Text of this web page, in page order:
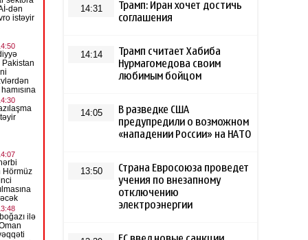
14:31
Трамп: Иран хочет достичь
соглашения
14:14
Трамп считает Хабиба
Нурмагомедова своим
любимым бойцом
14:05
В разведке США
предупредили о возможном
«нападении России» на НАТО
13:50
Страна Евросоюза проведет
учения по внезапному
отключению
электроэнергии